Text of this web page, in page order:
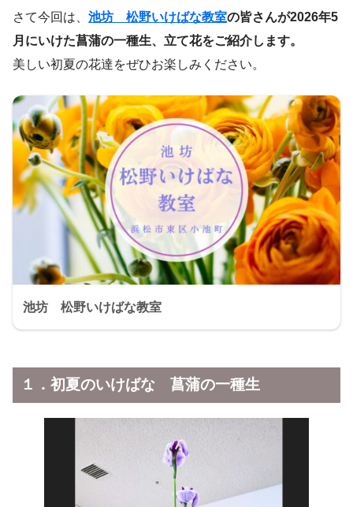
さて今回は、 池坊 松野いけばな教室の皆さんが2026年5
月にいけた菖蒲の一種生、立て花をご紹介します。
美しい初夏の花達をぜひお楽しみください。
池坊 松野いけばな教室
１．初夏のいけばな 菖蒲の一種生